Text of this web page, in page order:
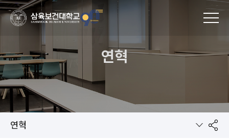
MENU
연혁
연혁